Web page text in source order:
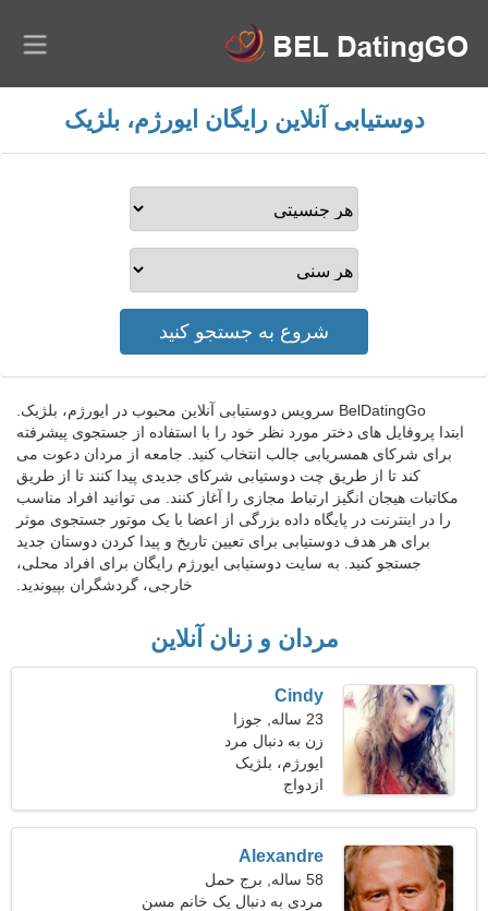
دوستیابی آنلاین رایگان ایورژم، بلژیک
BelDatingGo سرویس دوستیابی آنلاین محبوب در ایورژم، بلژیک.
ابتدا پروفایل های دختر مورد نظر خود را با استفاده از جستجوی پیشرفته
برای شرکای همسریابی جالب انتخاب کنید. جامعه از مردان دعوت می
کند تا از طریق چت دوستیابی شرکای جدیدی پیدا کنند تا از طریق
مکاتبات هیجان انگیز ارتباط مجازی را آغاز کنند. می توانید افراد مناسب
را در اینترنت در پایگاه داده بزرگی از اعضا با یک موتور جستجوی موثر
برای هر هدف دوستیابی برای تعیین تاریخ و پیدا کردن دوستان جدید
جستجو کنید. به سایت دوستیابی ایورژم رایگان برای افراد محلی،
خارجی، گردشگران بپیوندید.
مردان و زنان آنلاین
Cindy
23 ساله, جوزا
زن به دنبال مرد
ایورژم، بلژیک
ازدواج
Alexandre
58 ساله, برج حمل
مردی به دنبال یک خانم مسن